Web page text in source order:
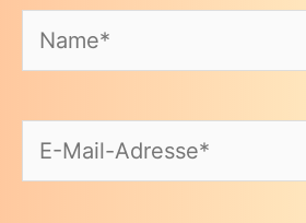
Name*
E-
Mail-